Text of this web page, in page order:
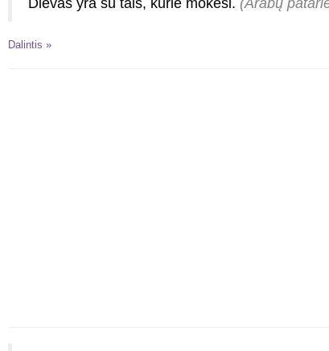
Dievas yra su tais, kurie mokėsi. (Arabų
Dalintis »